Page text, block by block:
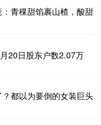
青稞甜馅裹山楂，酸甜
20日股东户数2.07万
都以为要倒的女装巨头